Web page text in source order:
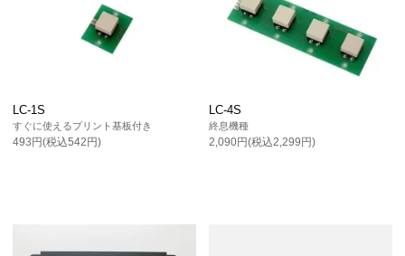
LC-1S
すぐに使えるプリント基板付き
493円(税込542円)
LC-4S
終息機種
2,090円(税込2,299円)